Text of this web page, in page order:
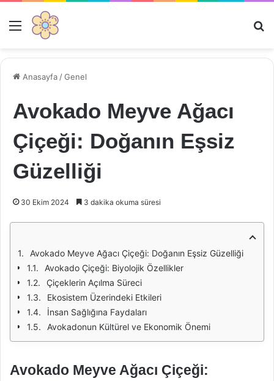
Menü
Anasayfa /Genel
Avokado Meyve Ağacı
Çiçeği: Doğanın Eşsiz
Güzelliği
30 Ekim 2024 3 dakika okuma süresi
Avokado Meyve Ağacı Çiçeği: Doğanın Eşsiz Güzelliği
Avokado Çiçeği: Biyolojik Özellikler
Çiçeklerin Açılma Süreci
Ekosistem Üzerindeki Etkileri
İnsan Sağlığına Faydaları
Avokadonun Kültürel ve Ekonomik Önemi
Avokado Meyve Ağacı Çiçeği: